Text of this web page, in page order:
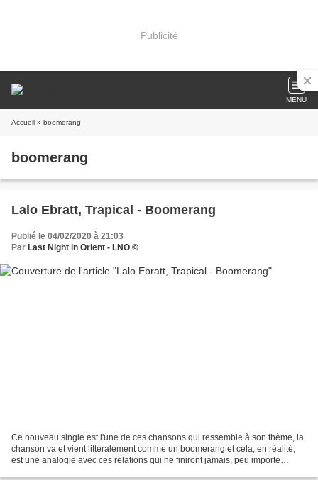
Publicité
MENU
Accueil » boomerang
boomerang
Lalo Ebratt, Trapical - Boomerang
Publié le 04/02/2020 à 21:03
Par Last Night in Orient - LNO ©
Ce nouveau single est l'une de ces chansons qui ressemble à son thème, la
chanson va et vient littéralement comme un boomerang et cela, en réalité,
est une analogie avec ces relations qui ne finiront jamais, peu importe